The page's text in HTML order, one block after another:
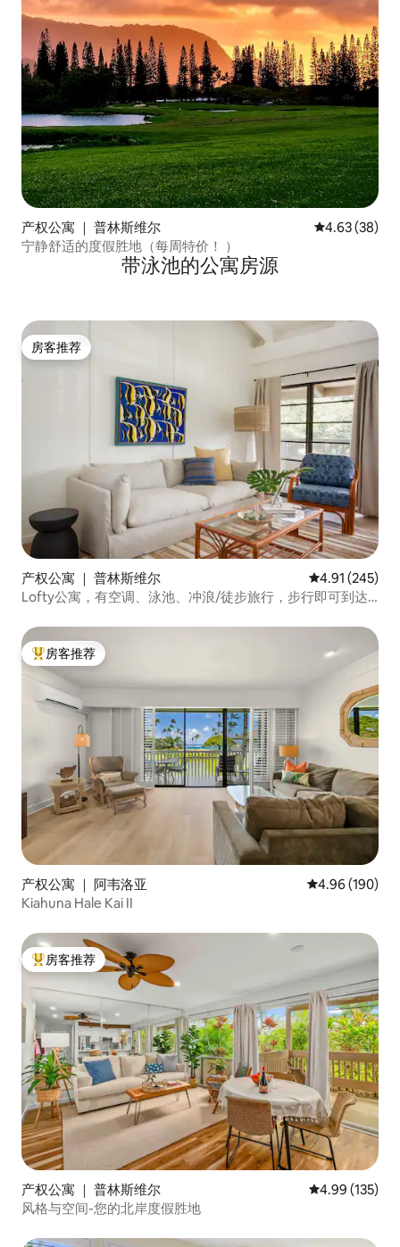
产权公寓 ｜ 普林斯维尔 平均评分
4.63 (38)
宁静舒适的度假胜地（每周特价！ ）
带泳池的公寓房源
房客推荐
房客推荐
产权公寓 ｜ 普林斯维尔 平均评分 4.91
4.91 (245)
Lofty公寓，有空调、泳池、冲浪/徒步旅行，步行即可到达
热门「房客推荐」
房客推荐
产权公寓 ｜ 阿韦洛亚 平均评分 4.96
4.96 (190)
Kiahuna Hale Kai II
热门「房客推荐」
房客推荐
产权公寓 ｜ 普林斯维尔 平均评分 4.99
4.99 (135)
风格与空间-您的北岸度假胜地